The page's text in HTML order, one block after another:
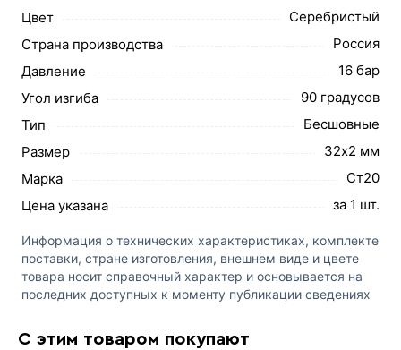
Цвет
Серебристый
Страна производства
Россия
Давление
16 бар
Угол изгиба
90 градусов
Тип
Бесшовные
Размер
32х2 мм
Марка
Ст20
Цена указана
за 1 шт.
Информация о технических характеристиках, комплекте
поставки, стране изготовления, внешнем виде и цвете
товара носит справочный характер и основывается на
последних доступных к моменту публикации сведениях
С этим товаром покупают